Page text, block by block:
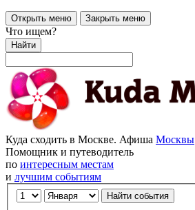
Открыть меню Закрыть меню
Что ищем?
Найти
Куда сходить в Москве. Афиша Москвы
Помощник и путеводитель
по интересным местам
и лучшим событиям